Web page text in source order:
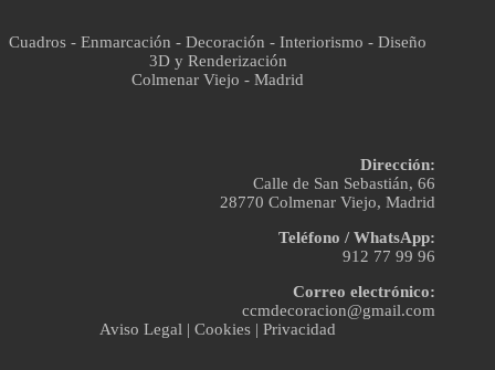
Cuadros - Enmarcación - Decoración - Interiorismo - Diseño
3D y Renderización
Colmenar Viejo - Madrid
Dirección:
Calle de San Sebastián, 66
28770 Colmenar Viejo, Madrid
Teléfono / WhatsApp:
912 77 99 96
Correo electrónico:
ccmdecoracion@gmail.com
Aviso Legal |Cookies |Privacidad